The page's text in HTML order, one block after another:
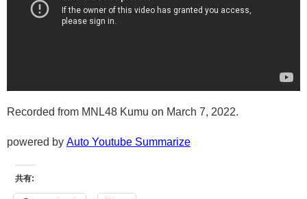
Recorded from MNL48 Kumu on March 7, 2022.
powered by Auto Youtube Summarize
共有: